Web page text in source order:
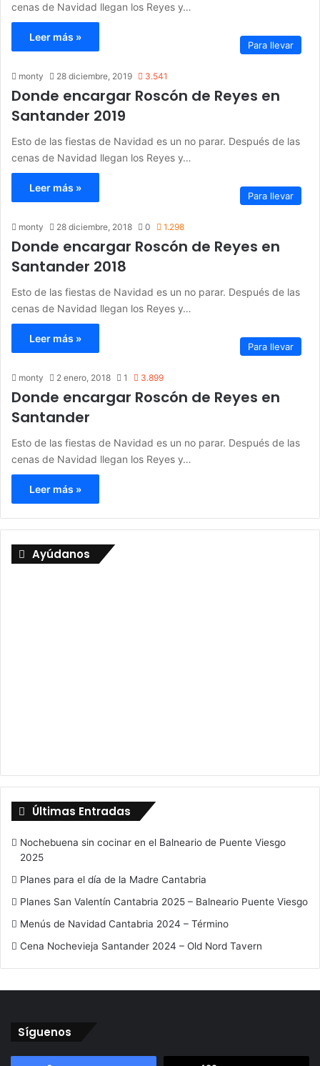
cenas de Navidad llegan los Reyes y…
Leer más »
Para llevar
monty 28 diciembre, 2019 3.541
Donde encargar Roscón de Reyes en
Santander 2019
Esto de las fiestas de Navidad es un no parar. Después de las
cenas de Navidad llegan los Reyes y…
Leer más »
Para llevar
monty 28 diciembre, 2018 0 1.298
Donde encargar Roscón de Reyes en
Santander 2018
Esto de las fiestas de Navidad es un no parar. Después de las
cenas de Navidad llegan los Reyes y…
Leer más »
Para llevar
monty 2 enero, 2018 1 3.899
Donde encargar Roscón de Reyes en
Santander
Esto de las fiestas de Navidad es un no parar. Después de las
cenas de Navidad llegan los Reyes y…
Leer más »
Ayúdanos
Últimas Entradas
Nochebuena sin cocinar en el Balneario de Puente Viesgo
2025
Planes para el día de la Madre Cantabria
Planes San Valentín Cantabria 2025 – Balneario Puente Viesgo
Menús de Navidad Cantabria 2024 – Término
Cena Nochevieja Santander 2024 – Old Nord Tavern
Síguenos